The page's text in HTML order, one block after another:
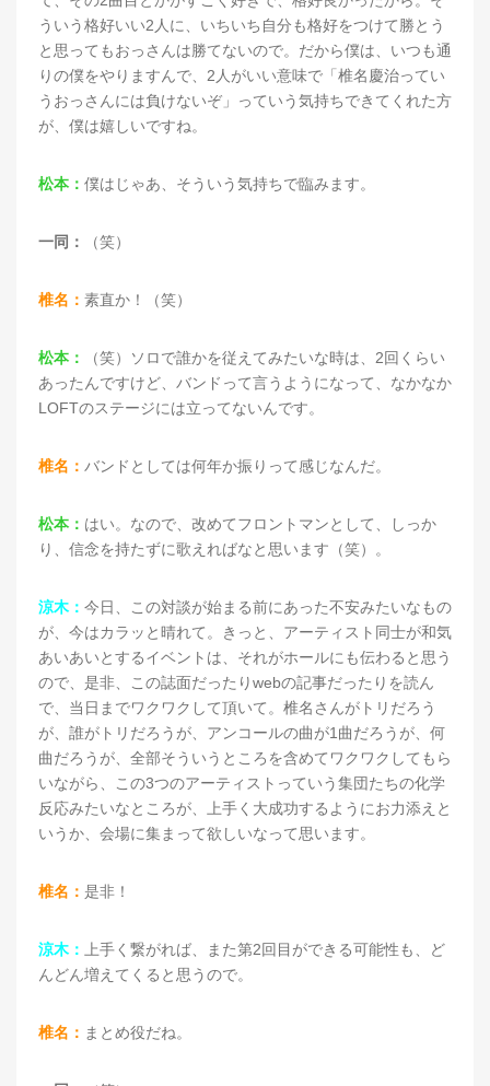
ういう格好いい2人に、いちいち自分も格好をつけて勝とう
と思ってもおっさんは勝てないので。だから僕は、いつも通
りの僕をやりますんで、2人がいい意味で「椎名慶治ってい
うおっさんには負けないぞ」っていう気持ちできてくれた方
が、僕は嬉しいですね。
松本： 僕はじゃあ、そういう気持ちで臨みます。
一同： （笑）
椎名： 素直か！（笑）
松本：
（笑）ソロで誰かを従えてみたいな時は、2回くらい
あったんですけど、バンドって言うようになって、なかなか
LOFTのステージには立ってないんです。
椎名： バンドとしては何年か振りって感じなんだ。
松本： はい。なので、改めてフロントマンとして、しっか
り、信念を持たずに歌えればなと思います（笑）。
涼木： 今日、この対談が始まる前にあった不安みたいなもの
が、今はカラッと晴れて。きっと、アーティスト同士が和気
あいあいとするイベントは、それがホールにも伝わると思う
ので、是非、この誌面だったりwebの記事だったりを読ん
で、当日までワクワクして頂いて。椎名さんがトリだろう
が、誰がトリだろうが、アンコールの曲が1曲だろうが、何
曲だろうが、全部そういうところを含めてワクワクしてもら
いながら、この3つのアーティストっていう集団たちの化学
反応みたいなところが、上手く大成功するようにお力添えと
いうか、会場に集まって欲しいなって思います。
椎名： 是非！
涼木：
上手く繋がれば、また第2回目ができる可能性も、ど
んどん増えてくると思うので。
椎名： まとめ役だね。